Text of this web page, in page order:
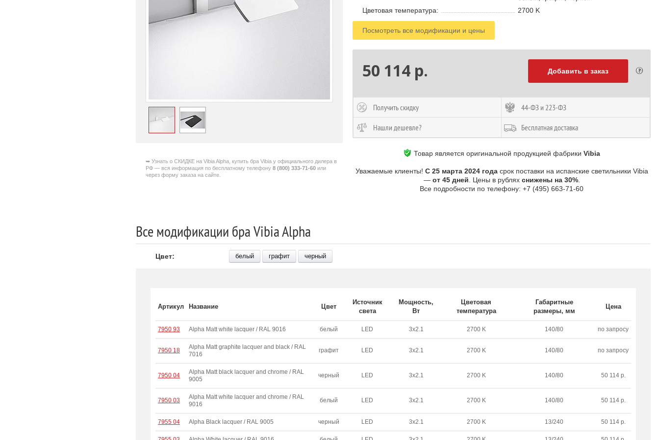
➥ Узнать о СКИДКЕ на Vibia Alpha, купить бра Vibia у официального дилера в
РФ — вся информация по бесплатному телефону 8 (800) 333-71-60 или
через форму заказа на сайте.
Цветовая температура:
2700 K
Посмотреть все модификации и цены
50 114 р. Добавить в заказ
Получить скидку 44-ФЗ и 223-ФЗ
Нашли дешевле? Бесплатная доставка
Товар является оригинальной продукцией фабрики Vibia
Уважаемые клиенты! С 25 марта 2024 годасрок поставки на испанские светильники Vibia
— от 45 дней . Цены в рублях снижены на 30%.
Все подробности по телефону: +7 (495) 663-71-60
Все модификации бра Vibia Alpha
Цвет: белый графит черный
Артикул Название Цвет
Источник
света
Мощность,
Вт
Цветовая
температура
Габаритные
размеры, мм
Цена
7950 93 Alpha Matt white lacquer / RAL 9016 белый LED 3х2.1 2700 K 140/80 по запросу
7950 18
Alpha Matt graphite lacquer and black / RAL
7016
графит LED 3х2.1 2700 K 140/80 по запросу
7950 04
Alpha Matt black lacquer and chrome / RAL
9005
черный LED 3х2.1 2700 K 140/80 50 114 р.
7950 03
Alpha Matt white lacquer and chrome / RAL
9016
белый LED 3х2.1 2700 K 140/80 50 114 р.
7955 04 Alpha Black lacquer / RAL 9005 черный LED 3х2.1 2700 K 13/240 50 114 р.